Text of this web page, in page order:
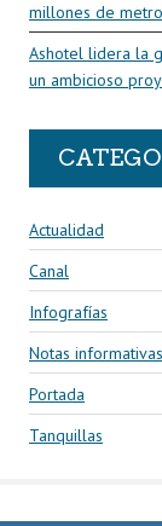
millones de
Ashotel lidera la
un ambicioso
Actualidad
Canal
Infografías
Notas informativas
Portada
Tanquillas